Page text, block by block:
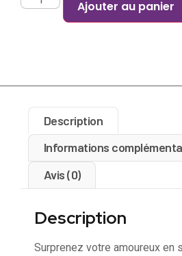
Ajouter au panier
Description
Informations
Avis (0)
Description
Surprenez votre amoureux en